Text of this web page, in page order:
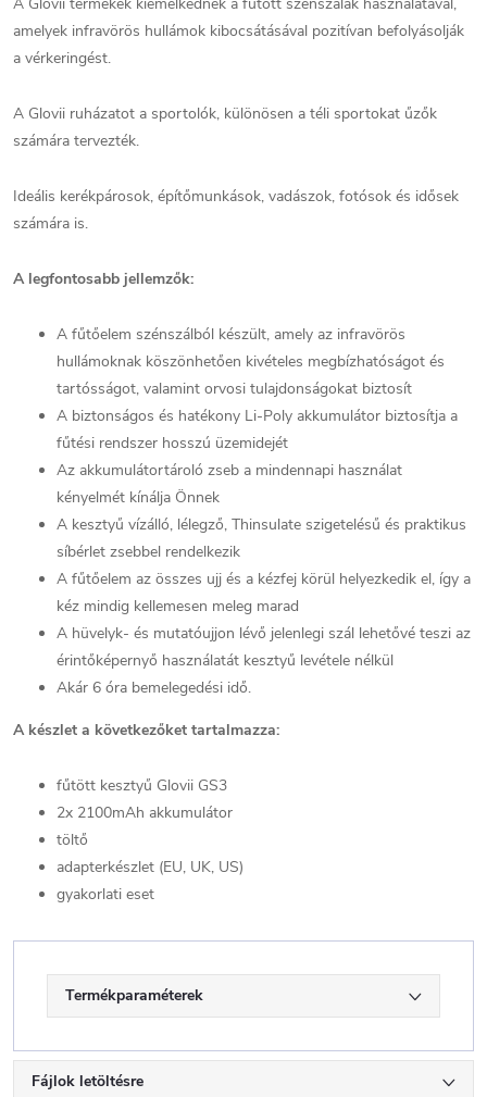
amelyek infravörös hullámok kibocsátásával pozitívan befolyásolják
a vérkeringést.
A Glovii ruházatot a sportolók, különösen a téli sportokat űzők
számára tervezték.
Ideális kerékpárosok, építőmunkások, vadászok, fotósok és idősek
számára is.
A legfontosabb jellemzők:
A fűtőelem szénszálból készült, amely az infravörös
hullámoknak köszönhetően kivételes megbízhatóságot és
tartósságot, valamint orvosi tulajdonságokat biztosít
A biztonságos és hatékony Li-Poly akkumulátor biztosítja a
fűtési rendszer hosszú üzemidejét
Az akkumulátortároló zseb a mindennapi használat
kényelmét kínálja Önnek
A kesztyű vízálló, lélegző, Thinsulate szigetelésű és praktikus
síbérlet zsebbel rendelkezik
A fűtőelem az összes ujj és a kézfej körül helyezkedik el, így a
kéz mindig kellemesen meleg marad
A hüvelyk- és mutatóujjon lévő jelenlegi szál lehetővé teszi az
érintőképernyő használatát kesztyű levétele nélkül
Akár 6 óra bemelegedési idő.
A készlet a következőket tartalmazza:
fűtött kesztyű Glovii GS3
2x 2100mAh akkumulátor
töltő
adapterkészlet (EU, UK, US)
gyakorlati eset
Termékparaméterek
Fájlok letöltésre